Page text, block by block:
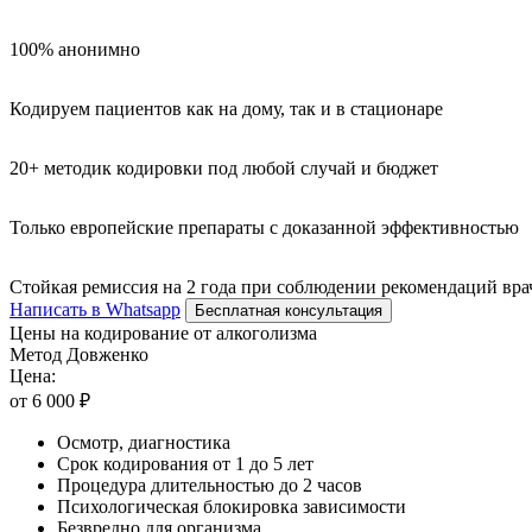
100% анонимно
Кодируем пациентов как на дому, так и в стационаре
20+ методик кодировки под любой случай и бюджет
Только европейские препараты с доказанной эффективностью
Стойкая ремиссия на 2 года при соблюдении рекомендаций
Написать в Whatsapp
Бесплатная консультация
Цены на кодирование от алкоголизма
Метод Довженко
Цена:
от 6 000 ₽
Осмотр, диагностика
Срок кодирования от 1 до 5 лет
Процедура длительностью до 2 часов
Психологическая блокировка зависимости
Безвредно для организма